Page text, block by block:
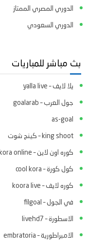
الدوري المصري الممتاز
الدوري السعودي
بث مباشر للمباريات
يلا لايف – yalla live
جول العرب – goalarab
as-goal
king shoot – كينج شوت
كوره اون لاين – kora online
كول كورة – cool kora
كوره لايف – koora live
في الجول – filgoal
الاسطورة – livehd7
الامبراطورية – embratoria